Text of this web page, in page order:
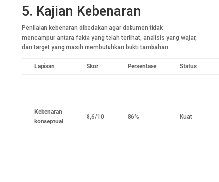
5. Kajian Kebenaran
Penilaian kebenaran dibedakan agar dokumen tidak
mencampur antara fakta yang telah terlihat, analisis yang wajar,
dan target yang masih membutuhkan bukti tambahan.
Lapisan Skor Persentase Status
Kebenaran
konseptual
8,6/10 86% Kuat